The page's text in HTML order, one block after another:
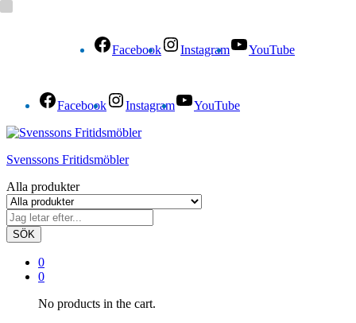
Facebook Instagram YouTube
Facebook Instagram YouTube
Svenssons Fritidsmöbler
Alla produkter
SÖK
0
0
No products in the cart.